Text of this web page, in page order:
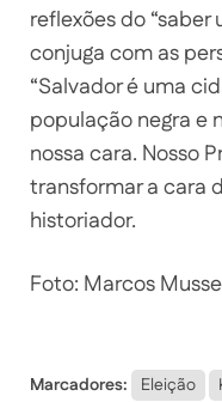
reflexões do
conjuga com as
“Salvador é uma
população negra e
nossa cara. Nosso
transformar a cara
historiador.
Foto: Marcos Musse
Marcadores: Eleição